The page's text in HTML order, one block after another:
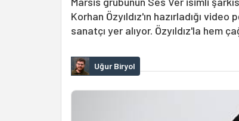
Korhan Özyıldız'ın hazırladığı
sanatçı yer alıyor. Özyıldız'la hem
Uğur Biryol